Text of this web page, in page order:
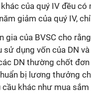
của quý IV đều
giảm của quý IV,
gia của BVSC cho
sử dụng vốn của DN
DN thường chốt
bị lương thưởng
cầu khác như mua